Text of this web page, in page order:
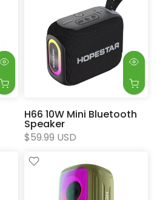
H66 10W Mini Bluetooth
Speaker
$59.99 USD